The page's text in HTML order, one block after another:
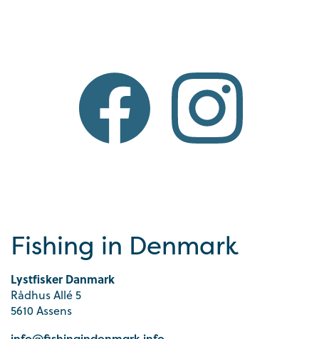
Fishing in Denmark
Lystfisker Danmark
Rådhus Allé 5
5610 Assens